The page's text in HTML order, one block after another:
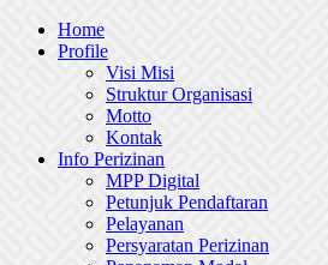
Skip
Home
Profile
Visi Misi
Struktur Organisasi
Motto
Kontak
Info Perizinan
MPP Digital
Petunjuk Pendaftaran
Pelayanan
Persyaratan Perizinan